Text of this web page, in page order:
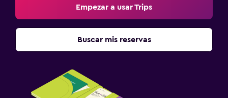
Empezar a usar Trips
Buscar mis reservas